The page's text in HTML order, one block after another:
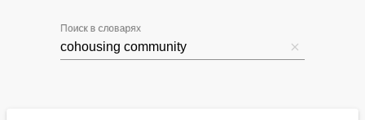
Поиск в словарях